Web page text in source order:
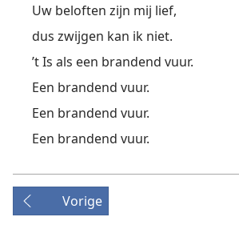
Uw beloften zijn mij lief,
dus zwijgen kan ik niet.
’t Is als een brandend vuur.
Een brandend vuur.
Een brandend vuur.
Een brandend vuur.
Vorige